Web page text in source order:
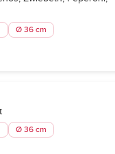
Ø 36 cm
Ø 36 cm